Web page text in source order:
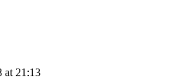
at 21:13